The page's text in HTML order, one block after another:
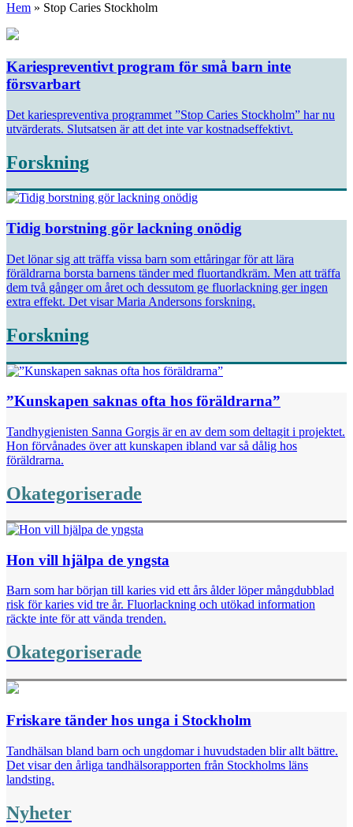
Hem » Stop Caries Stockholm
Kariespreventivt program för små barn inte
försvarbart
Det kariespreventiva programmet ”Stop Caries Stockholm” har nu
utvärderats. Slutsatsen är att det inte var kostnadseffektivt.
Forskning
Tidig borstning gör lackning onödig
Det lönar sig att träffa vissa barn som ettåringar för att lära
föräldrarna borsta barnens tänder med fluortandkräm. Men att träffa
dem två gånger om året och dessutom ge fluorlackning ger ingen
extra effekt. Det visar Maria Andersons forskning.
Forskning
”Kunskapen saknas ofta hos föräldrarna”
Tandhygienisten Sanna Gorgis är en av dem som deltagit i projektet.
Hon förvånades över att kunskapen ibland var så dålig hos
föräldrarna.
Okategoriserade
Hon vill hjälpa de yngsta
Barn som har början till karies vid ett års ålder löper mångdubblad
risk för karies vid tre år. Fluorlackning och utökad information
räckte inte för att vända trenden.
Okategoriserade
Friskare tänder hos unga i Stockholm
Tandhälsan bland barn och ungdomar i huvudstaden blir allt bättre.
Det visar den årliga tandhälsorapporten från Stockholms läns
landsting.
Nyheter